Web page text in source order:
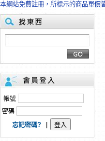
本網站免費註冊，所標示的商品單價
HP、EPSON、CANON原廠耗材價
本網站免費註冊，所標示的商品單價
匯款客戶請注意！因商品繁複來不
本網站免費註冊，所標示的商品單價
茲因國際情勢變化石油及塑化原物
本網站免費註冊，所標示的商品單價
HP、EPSON、CANON原廠耗材價
本網站免費註冊，所標示的商品單價
匯款客戶請注意！因商品繁複來不
本網站免費註冊，所標示的商品單價
帳號
密碼
忘記密碼?